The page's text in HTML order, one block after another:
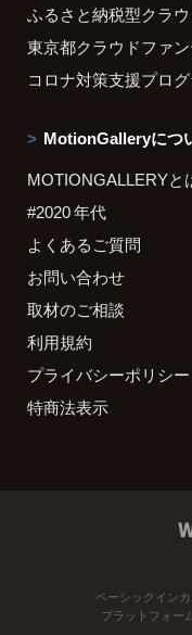
ふるさと納税型クラ
東京都クラウドファ
コロナ対策支援プロ
MotionGalleryにつ
MOTIONGALLERYと
#2020 年代
よくあるご質問
お問い合わせ
取材のご相談
利用規約
プライバシーポリシー
特商法表示
ベーシックイン
プラットフォー